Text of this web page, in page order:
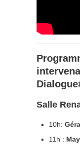
Salle
10h:
11h :